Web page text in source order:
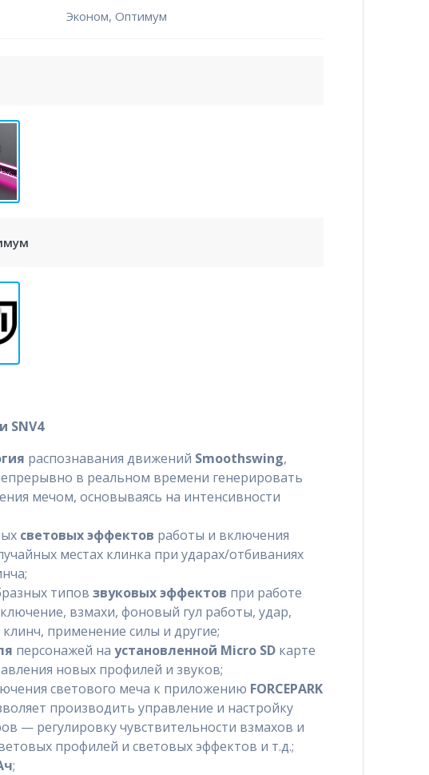
Эконом, Оптимум
SNV4
распознавания движений Smoothswing,
в реальном времени генерировать
мечом, основываясь на интенсивности
световых эффектов работы и включения
местах клинка при ударах/отбиваниях
типов звуковых эффектов при работе
взмахи, фоновый гул работы, удар,
применение силы и другие;
персонажей на установленной Micro SDкарте
новых профилей и звуков;
светового меча к приложению FORCEPARK
производить управление и настройку
— регулировку чувствительности взмахов и
профилей и световых эффектов и т.д.;
;